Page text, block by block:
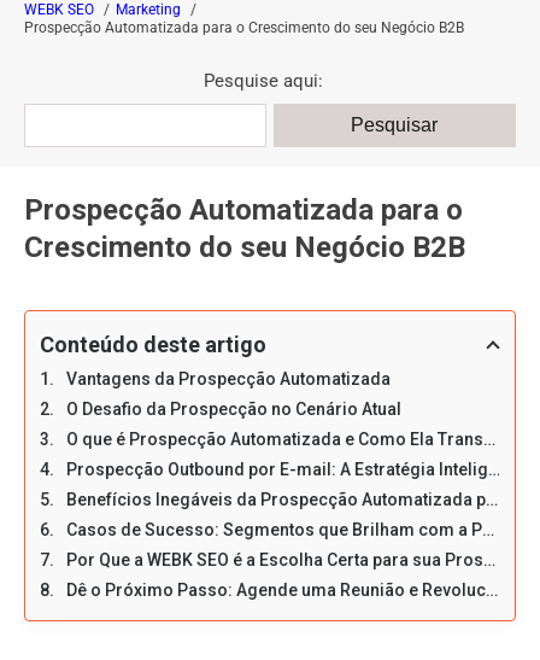
WEBK SEO
Marketing
Prospecção Automatizada para o Crescimento do seu Negócio B2B
Pesquise aqui:
Prospecção Automatizada para o
Crescimento do seu Negócio B2B
Conteúdo deste artigo
Vantagens da Prospecção Automatizada
O Desafio da Prospecção no Cenário Atual
O que é Prospecção Automatizada e Como Ela Transforma seu Funil de Vendas?
Prospecção Outbound por E-mail: A Estratégia Inteligente para Atrair Clientes Qualificados
Benefícios Inegáveis da Prospecção Automatizada para Empresas B2B
Casos de Sucesso: Segmentos que Brilham com a Prospecção Automatizada
Por Que a WEBK SEO é a Escolha Certa para sua Prospecção Automatizada?
Dê o Próximo Passo: Agende uma Reunião e Revolucione sua Prospecção